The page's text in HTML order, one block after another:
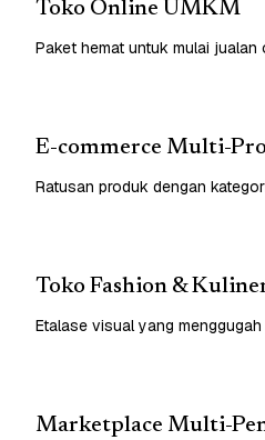
Toko Online UMKM
Paket hemat untuk mulai jualan
E-commerce Multi-
Ratusan produk dengan
Toko Fashion &
Etalase visual yang
Marketplace Multi-